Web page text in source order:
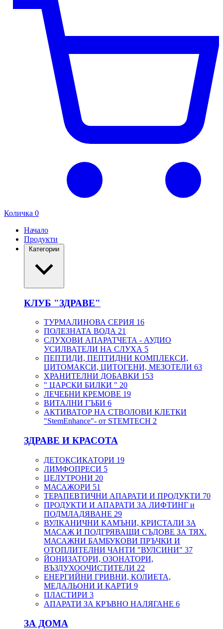
Количка 0
Начало
Продукти
Категории
КЛУБ "ЗДРАВЕ"
ТУРМАЛИНОВА СЕРИЯ 16
ПОЛЕЗНАТА ВОДА 21
СЛУХОВИ АПАРАТЧЕТА - АУДИО
УСИЛВАТЕЛИ НА СЛУХА 5
ПЕПТИДИ, ПЕПТИДНИ КОМПЛЕКСИ,
ЦИТОМАКСИ, ЦИТОГЕНИ, МЕЗОТЕЛИ 63
ХРАНИТЕЛНИ ДОБАВКИ 153
" ЦАРСКИ БИЛКИ " 20
ЛЕЧЕБНИ КРЕМОВЕ 19
ВИТАЛНИ ГЪБИ 6
АКТИВАТОР НА СТВОЛОВИ КЛЕТКИ
"StemEnhance"- от STEMTECH 2
ЗДРАВЕ И КРАСОТА
ДЕТОКСИКАТОРИ 19
ЛИМФОПРЕСИ 5
ЦЕЛУТРОНИ 20
МАСАЖОРИ 51
ТЕРАПЕВТИЧНИ АПАРАТИ И ПРОДУКТИ 70
ПРОДУКТИ И АПАРАТИ ЗА ЛИФТИНГ и
ПОДМЛАДЯВАНЕ 29
ВУЛКАНИЧНИ КАМЪНИ, КРИСТАЛИ ЗА
МАСАЖ И ПОДГРЯВАЩИ СЪДОВЕ ЗА ТЯХ.
МАСАЖНИ БАМБУКОВИ ПРЪЧКИ И
ОТОПЛИТЕЛНИ ЧАНТИ "ВУЛСИНИ" 37
ЙОНИЗАТОРИ, ОЗОНАТОРИ,
ВЪЗДУХООЧИСТИТЕЛИ 22
ЕНЕРГИЙНИ ГРИВНИ, КОЛИЕТА,
МЕДАЛЬОНИ И КАРТИ 9
ПЛАСТИРИ 3
АПАРАТИ ЗА КРЪВНО НАЛЯГАНЕ 6
ЗА ДОМА